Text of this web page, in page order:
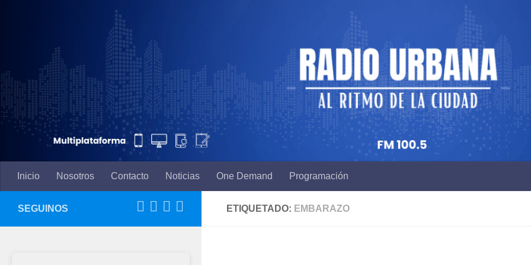
Inicio Nosotros Contacto Noticias One Demand Programación
ETIQUETADO: EMBARAZO
SEGUINOS